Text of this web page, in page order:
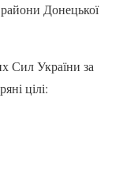
Донецької
Сил України за
цілі: